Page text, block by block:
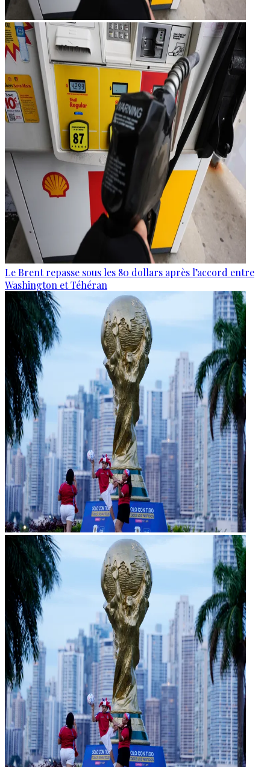
Le Brent repasse sous les 80 dollars après l’accord entre
Washington et Téhéran